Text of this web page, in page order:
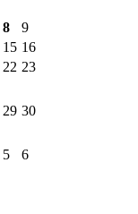
8
9
15 16
22 23
29 30
5 6